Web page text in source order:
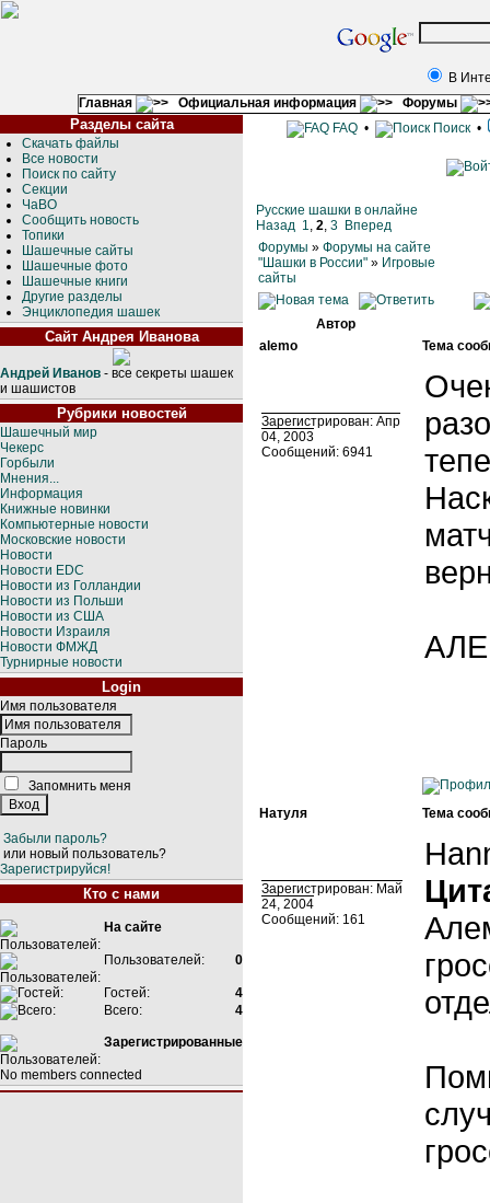
В
Главная
Официальная информация Форумы
Разделы сайта
Скачать файлы
Все новости
Поиск по сайту
Секции
ЧаВО
Сообщить новость
Топики
Шашечные сайты
Шашечные фото
Шашечные книги
Другие разделы
Энциклопедия шашек
Сайт Андрея Иванова
Андрей Иванов - все секреты шашек
и шашистов
Рубрики новостей
Шашечный мир
Чекерс
Горбыли
Мнения...
Информация
Книжные новинки
Компьютерные новости
Московские новости
Новости
Новости EDC
Новости из Голландии
Новости из Польши
Новости из США
Новости Израиля
Новости ФМЖД
Турнирные новости
Login
Имя пользователя
Пароль
Запомнить меня
Забыли пароль?
или новый пользователь?
Зарегистрируйся!
Кто с нами
На сайте
Пользователей: 0
Гостей:
4
Всего:
4
Зарегистрированные
No members connected
FAQ • Поиск •
Русские шашки в онлайне
Назад 1, 2, 3 Вперед
Форумы » Форумы на сайте
"Шашки в России" » Игровые
сайты
Автор
alemo
Тема
Зарегистрирован: Апр
04, 2003
Сообщений: 6941
Натуля Тема
Зарегистрирован: Май
24, 2004
Сообщений: 161